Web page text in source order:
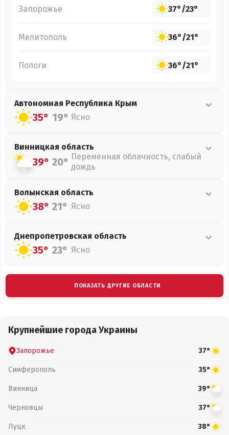
Запорожье 37°/23°
Мелитополь 36°/21°
Пологи 36°/21°
Автономная Республика Крым
35° 19° Ясно
Винницкая область
39° 20° Переменная облачность, слабый
дождь
Волынская область
38° 21° Ясно
Днепропетровская область
35° 23° Ясно
ПОКАЗАТЬ ДРУГИЕ ОБЛАСТИ
Крупнейшие города Украины
Запорожье 37°
Симферополь 35°
Винница 39°
Черновцы 37°
Луцк 38°